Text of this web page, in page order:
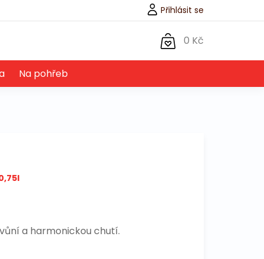
Přihlásit se
0 Kč
Na pohřeb
a harmonickou chutí.